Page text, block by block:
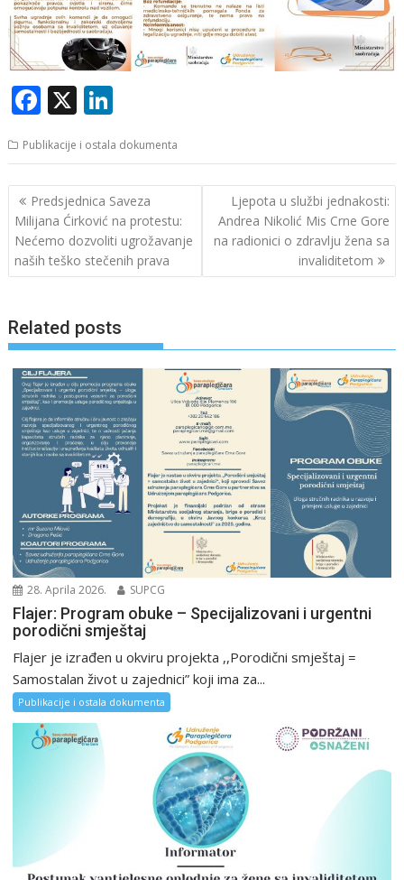
F
e
b
o
o
k
X
k
e
dI
n
Publikacije i ostala dokumenta
Navigacija
članaka
Predsjednica Saveza
Milijana Ćirković na protestu:
Nećemo dozvoliti ugrožavanje
naših teško stečenih prava
Ljepota u službi jednakosti:
Andrea Nikolić Mis Crne Gore
na radionici o zdravlju žena sa
invaliditetom
Related posts
28. Aprila 2026. SUPCG
Flajer: Program obuke – Specijalizovani i urgentni
porodični smještaj
Flajer je izrađen u okviru projekta ,,Porodični smještaj =
Samostalan život u zajednici” koji ima za...
Publikacije i ostala dokumenta